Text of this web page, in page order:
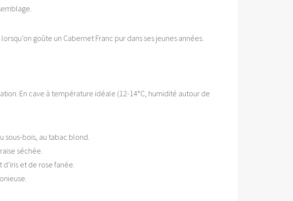
goûte un Cabernet Franc pur dans ses jeunes années.
En cave à température idéale (12-14°C, humidité autour de
sous-bois, au tabac blond.
séchée.
et de rose fanée.